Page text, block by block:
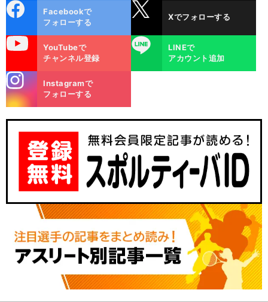
ok
Facebookで
フォローする
Xでフォローする
YouTubeで
チャンネル登録
LINE
LINEで
アカウント追加
m
Instagramで
フォローする